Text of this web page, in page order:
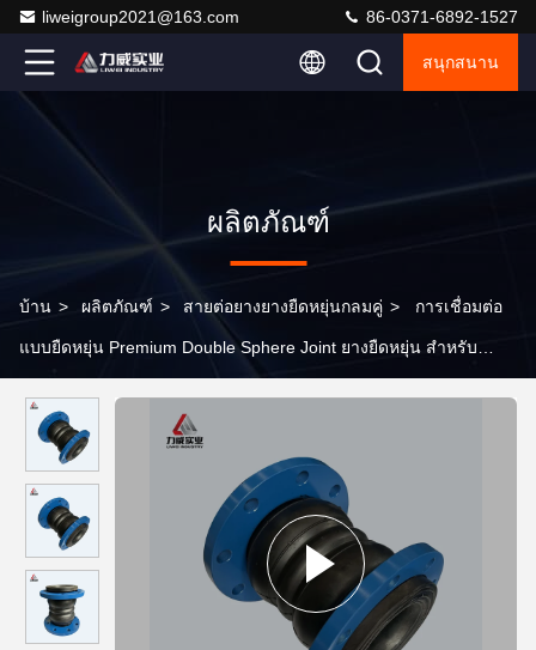
liweigroup2021@163.com 86-0371-6892-1527
สนุกสนาน
ผลิตภัณฑ์
บ้าน > ผลิตภัณฑ์ > สายต่อยางยางยืดหยุ่นกลมคู่ > การเชื่อมต่อ
แบบยืดหยุ่น Premium Double Sphere Joint ยางยืดหยุ่น สําหรับ